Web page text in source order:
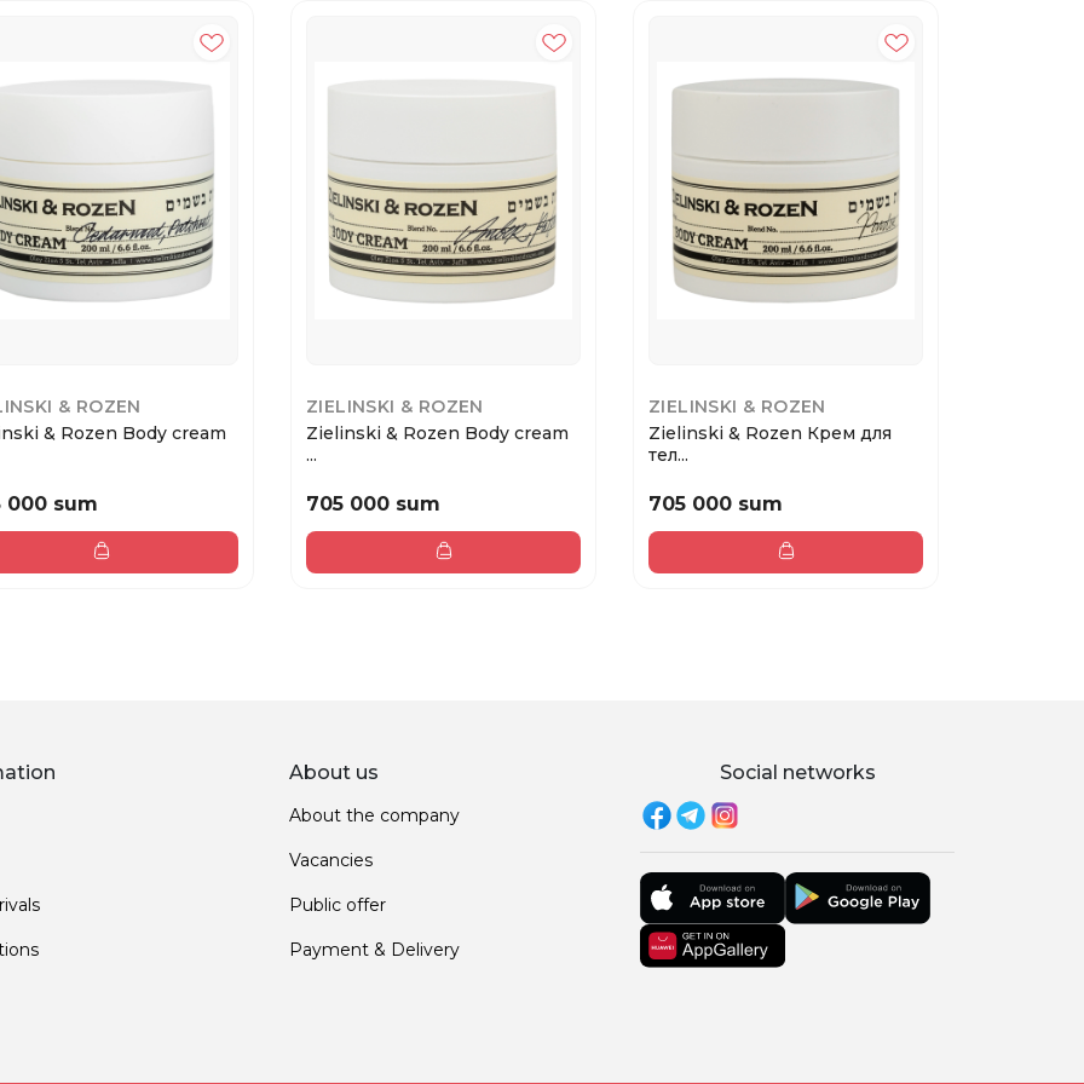
& ROZEN
& Rozen Body cream
000 sum
ZIELINSKI & ROZEN
Zielinski & Rozen Body cream
...
705 000 sum
ZIELINSKI & ROZEN
Zielinski & Rozen Крем для
тел...
705 000 sum
About us
About the company
Vacancies
Public offer
Payment & Delivery
Social networks